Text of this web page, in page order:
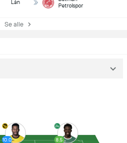
Lån
Petrolspor
Se alle
8.5
10.0